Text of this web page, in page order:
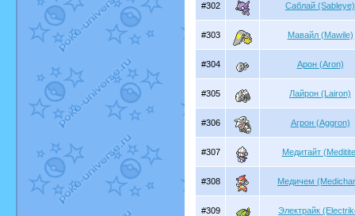
#302 Саблай (Sableye)
#303 Мавайл (Mawile)
#304 Арон (Aron)
#305 Лайрон (Lairon)
#306 Агрон (Aggron)
#307 Медитайт
#308 Медичем
#309 Электрайк